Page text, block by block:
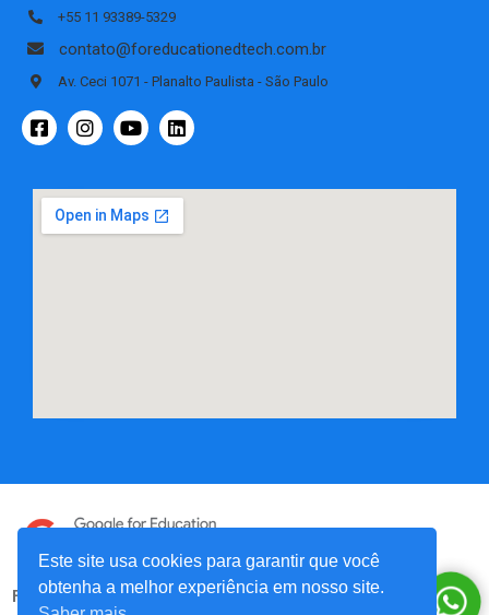
+55 11 93389-5329
contato@foreducationedtech.com.br
Av. Ceci 1071 - Planalto Paulista - São Paulo
FOREDUCATION EDTECH TECNOLOGIA EDUCACIONAL LTDA. ®
Este site usa cookies para garantir que você
obtenha a melhor experiência em nosso site.